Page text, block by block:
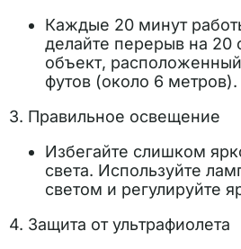
Каждые 20 минут
делайте перерыв на 20
объект,
футов (около 6 метров).
3. Правильное освещение
Избегайте слишком
света. Используйте
светом и регулируйте
4. Защита от ультрафиолета